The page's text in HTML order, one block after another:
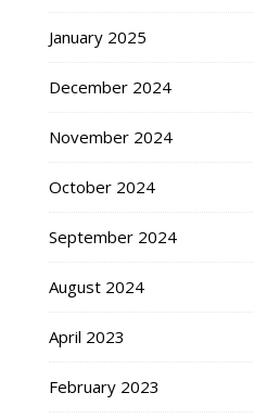
January 2025
December 2024
November 2024
October 2024
September 2024
August 2024
April 2023
February 2023